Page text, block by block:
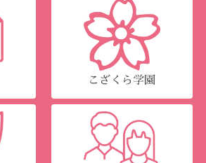
こざくら学園